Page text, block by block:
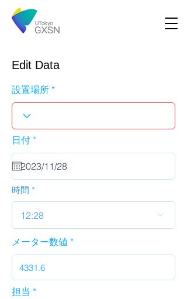
Edit Data
設置場所
日付 *r
u
i
d
時間
12:28
メーター数値
担当